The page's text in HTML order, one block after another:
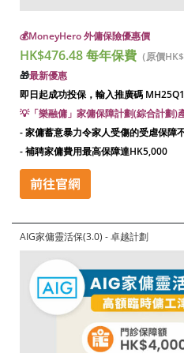
💰MoneyHero 外傭保險優惠價
HK$476.48 每年保費 （原價
🎁最新優惠
即日起成功投保，輸入推廣碼 MH25Q1
💡「樂融傭」家傭保障計劃(綜合計劃)
- 家傭蓄意暴力令家人受傷的受虐保障
- 補聘家傭費用最高保障達HK5,000
AIG家傭靈活保(3.0) - 卓越計劃